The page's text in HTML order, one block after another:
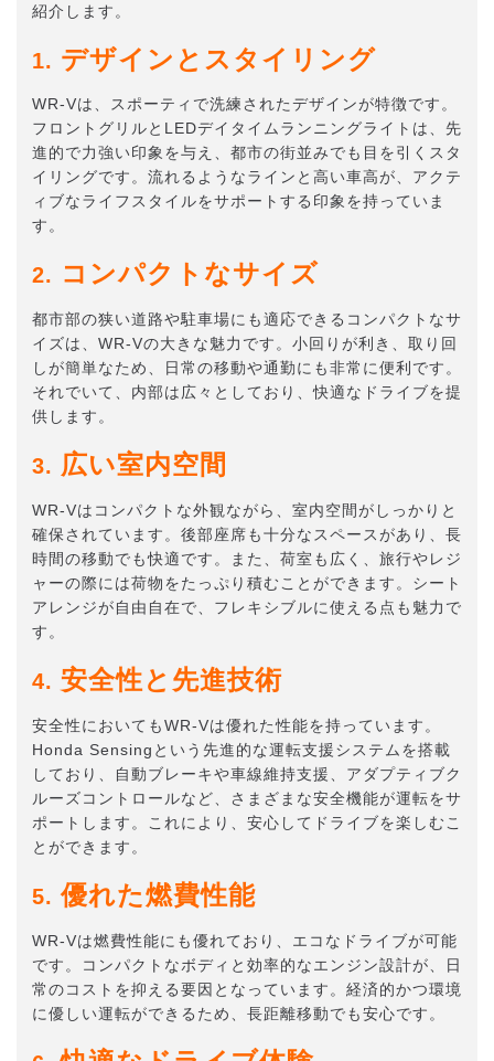
紹介します。
1. デザインとスタイリング
WR-Vは、スポーティで洗練されたデザインが特徴です。
フロントグリルとLEDデイタイムランニングライトは、先
進的で力強い印象を与え、都市の街並みでも目を引くスタ
イリングです。流れるようなラインと高い車高が、アクテ
ィブなライフスタイルをサポートする印象を持っていま
す。
2. コンパクトなサイズ
都市部の狭い道路や駐車場にも適応できるコンパクトなサ
イズは、WR-Vの大きな魅力です。小回りが利き、取り回
しが簡単なため、日常の移動や通勤にも非常に便利です。
それでいて、内部は広々としており、快適なドライブを提
供します。
3. 広い室内空間
WR-Vはコンパクトな外観ながら、室内空間がしっかりと
確保されています。後部座席も十分なスペースがあり、長
時間の移動でも快適です。また、荷室も広く、旅行やレジ
ャーの際には荷物をたっぷり積むことができます。シート
アレンジが自由自在で、フレキシブルに使える点も魅力で
す。
4. 安全性と先進技術
安全性においてもWR-Vは優れた性能を持っています。
Honda Sensingという先進的な運転支援システムを搭載
しており、自動ブレーキや車線維持支援、アダプティブク
ルーズコントロールなど、さまざまな安全機能が運転をサ
ポートします。これにより、安心してドライブを楽しむこ
とができます。
5.優れた燃費性能
WR-Vは燃費性能にも優れており、エコなドライブが可能
です。コンパクトなボディと効率的なエンジン設計が、日
常のコストを抑える要因となっています。経済的かつ環境
に優しい運転ができるため、長距離移動でも安心です。